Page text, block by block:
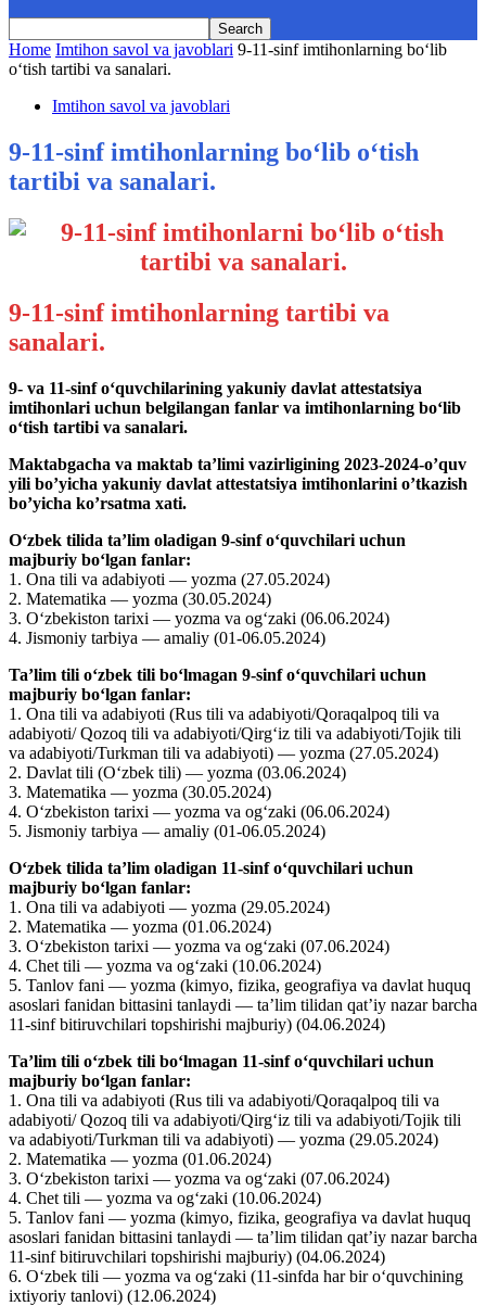
Home Imtihon savol va javoblari 9-11-sinf imtihonlarning boʻlib
oʻtish tartibi va sanalari.
Imtihon savol va javoblari
9-11-sinf imtihonlarning boʻlib oʻtish
tartibi va sanalari.
9-11-sinf imtihonlarning tartibi va
sanalari.
9- va 11-sinf oʻquvchilarining yakuniy davlat attestatsiya
imtihonlari uchun belgilangan fanlar va imtihonlarning boʻlib
oʻtish tartibi va sanalari.
Maktabgacha va maktab ta’limi vazirligining 2023-2024-o’quv
yili bo’yicha yakuniy davlat attestatsiya imtihonlarini o’tkazish
bo’yicha ko’rsatma xati.
Oʻzbek tilida taʼlim oladigan 9-sinf oʻquvchilari uchun
majburiy boʻlgan fanlar:
1. Ona tili va adabiyoti — yozma (27.05.2024)
2. Matematika — yozma (30.05.2024)
3. Oʻzbekiston tarixi — yozma va ogʻzaki (06.06.2024)
4. Jismoniy tarbiya — amaliy (01-06.05.2024)
Taʼlim tili oʻzbek tili boʻlmagan 9-sinf oʻquvchilari uchun
majburiy boʻlgan fanlar:
1. Ona tili va adabiyoti (Rus tili va adabiyoti/Qoraqalpoq tili va
adabiyoti/ Qozoq tili va adabiyoti/Qirgʻiz tili va adabiyoti/Tojik tili
va adabiyoti/Turkman tili va adabiyoti) — yozma (27.05.2024)
2. Davlat tili (Oʻzbek tili) — yozma (03.06.2024)
3. Matematika — yozma (30.05.2024)
4. Oʻzbekiston tarixi — yozma va ogʻzaki (06.06.2024)
5. Jismoniy tarbiya — amaliy (01-06.05.2024)
Oʻzbek tilida taʼlim oladigan 11-sinf oʻquvchilari uchun
majburiy boʻlgan fanlar:
1. Ona tili va adabiyoti — yozma (29.05.2024)
2. Matematika — yozma (01.06.2024)
3. Oʻzbekiston tarixi — yozma va ogʻzaki (07.06.2024)
4. Chet tili — yozma va ogʻzaki (10.06.2024)
5. Tanlov fani — yozma (kimyo, fizika, geografiya va davlat huquq
asoslari fanidan bittasini tanlaydi — taʼlim tilidan qatʼiy nazar barcha
11-sinf bitiruvchilari topshirishi majburiy) (04.06.2024)
Taʼlim tili oʻzbek tili boʻlmagan 11-sinf oʻquvchilari uchun
majburiy boʻlgan fanlar:
1. Ona tili va adabiyoti (Rus tili va adabiyoti/Qoraqalpoq tili va
adabiyoti/ Qozoq tili va adabiyoti/Qirgʻiz tili va adabiyoti/Tojik tili
va adabiyoti/Turkman tili va adabiyoti) — yozma (29.05.2024)
2. Matematika — yozma (01.06.2024)
3. Oʻzbekiston tarixi — yozma va ogʻzaki (07.06.2024)
4. Chet tili — yozma va ogʻzaki (10.06.2024)
5. Tanlov fani — yozma (kimyo, fizika, geografiya va davlat huquq
asoslari fanidan bittasini tanlaydi — taʼlim tilidan qatʼiy nazar barcha
11-sinf bitiruvchilari topshirishi majburiy) (04.06.2024)
6. Oʻzbek tili — yozma va ogʻzaki (11-sinfda har bir oʻquvchining
ixtiyoriy tanlovi) (12.06.2024)